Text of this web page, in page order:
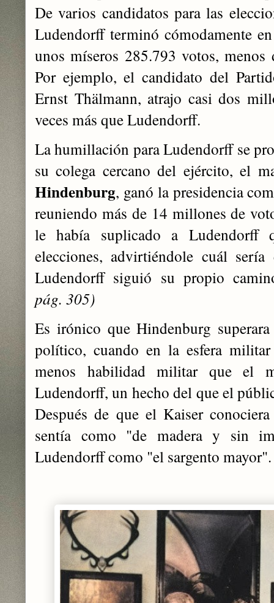
De varios candidatos para las
Ludendorff terminó cómodamente
unos míseros 285.793 votos,
Por ejemplo, el candidato del
Ernst Thälmann, atrajo casi dos
veces más que Ludendorff.
La humillación para Ludendorff se
su colega cercano del ejército, el
Hindenburg, ganó la presidencia
reuniendo más de 14 millones de
le había suplicado a Ludendorff
elecciones, advirtiéndole cuál
Ludendorff siguió su propio
pág. 305)
Es irónico que Hindenburg
político, cuando en la esfera
menos habilidad militar que el
Ludendorff, un hecho del que el
Después de que el Kaiser
sentía como "de madera y sin
Ludendorff como "el sargento